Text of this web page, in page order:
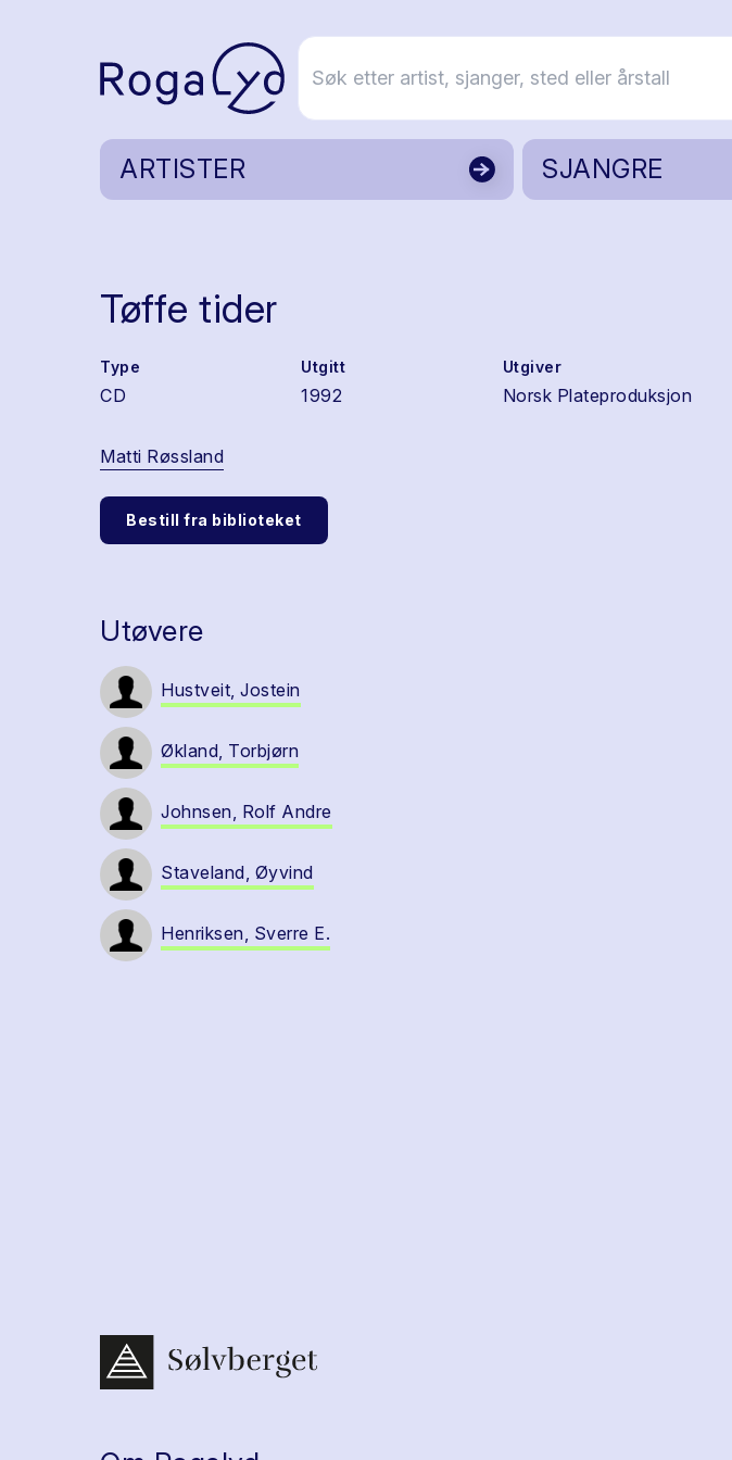
ARTISTER SJANGRE
Tøffe tider
Type
CD
Utgitt
1992
Utgiver
Norsk Plateproduksjon
Matti Røssland
Bestill fra biblioteket
Utøvere
Hustveit, Jostein
Økland, Torbjørn
Johnsen, Rolf Andre
Staveland, Øyvind
Henriksen, Sverre E.